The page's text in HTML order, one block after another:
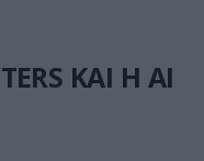
KAI H AI